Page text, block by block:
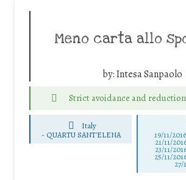
Meno carta allo
by:Intesa Sanpaolo
Strict avoidance and
Italy
- QUARTU SANT'ELENA 19/11/
21/11/
23/11/
25/11/
27/